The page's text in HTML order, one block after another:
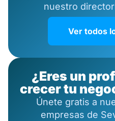
nuestro
Ver todos
¿Eres un
crecer tu
Únete gratis a
empresas de